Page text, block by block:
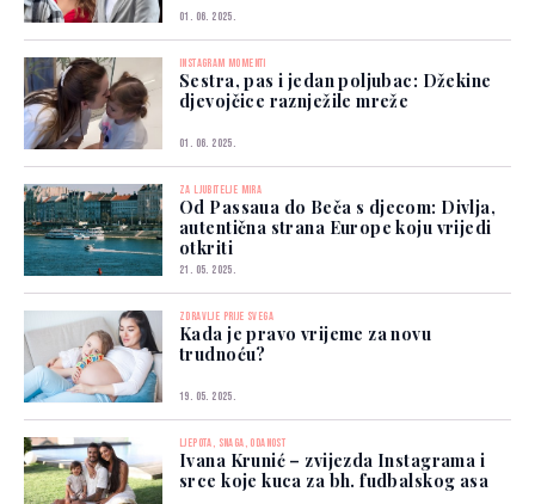
01. 06. 2025.
INSTAGRAM MOMENTI
Sestra, pas i jedan poljubac: Džekine
djevojčice raznježile mreže
01. 06. 2025.
ZA LJUBITELJE MIRA
Od Passaua do Beča s djecom: Divlja,
autentična strana Europe koju vrijedi
otkriti
21. 05. 2025.
ZDRAVLJE PRIJE SVEGA
Kada je pravo vrijeme za novu
trudnoću?
19. 05. 2025.
LJEPOTA, SNAGA, ODANOST
Ivana Krunić – zvijezda Instagrama i
srce koje kuca za bh. fudbalskog asa